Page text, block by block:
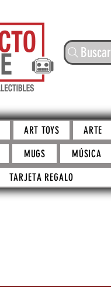
Buscar
ART TOYS ARTE
MUGS MÚSICA
TARJETA REGALO